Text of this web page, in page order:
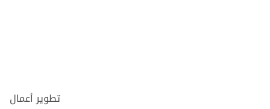
تطوير أعمال